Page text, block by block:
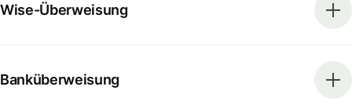
Wise-Überweisung
Banküberweisung